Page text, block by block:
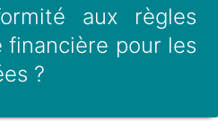
aux règles
financière pour les
?